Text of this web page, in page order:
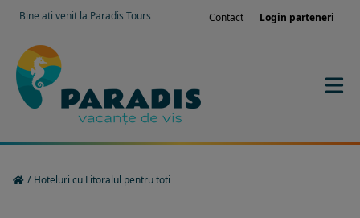
Bine ati venit la Paradis Tours Contact Login parteneri
/ Hoteluri cu Litoralul pentru toti